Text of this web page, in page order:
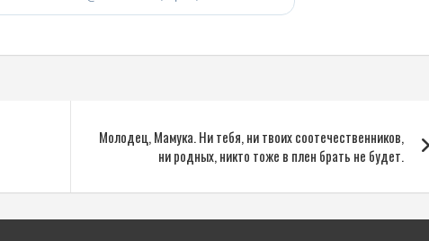
Молодец, Мамука. Ни тебя, ни твоих соотечественников,
ни родных, никто тоже в плен брать не будет.